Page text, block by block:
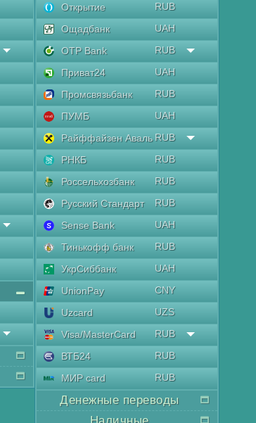
Открытие
RUB
Ощадбанк
UAH
OTP Bank
RUB
Приват24
UAH
Промсвязьбанк
RUB
ПУМБ
UAH
Райффайзен Аваль RUB
РНКБ
RUB
Россельхозбанк
RUB
Русский Стандарт
RUB
Sense Bank
UAH
Тинькофф банк
RUB
УкрСиббанк
UAH
UnionPay
CNY
Uzcard
UZS
Visa/MasterCard
RUB
ВТБ24
RUB
МИР card
RUB
Денежные переводы